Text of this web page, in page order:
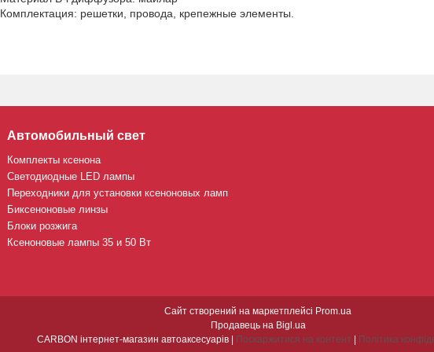
Комплектация: решетки, провода, крепежные элементы.
Автомобильный свет
Комплекты ксенона
Светодиодные LED лампы
Переходники для установки ксеноновых ламп
Биксеноновые линзы
Блоки розжига
Ксеноновые лампы 35 и 50 Вт
Сайт створений на маркетплейсі Prom.ua
Продавець на Bigl.ua
Поскаржитися на контент Політика